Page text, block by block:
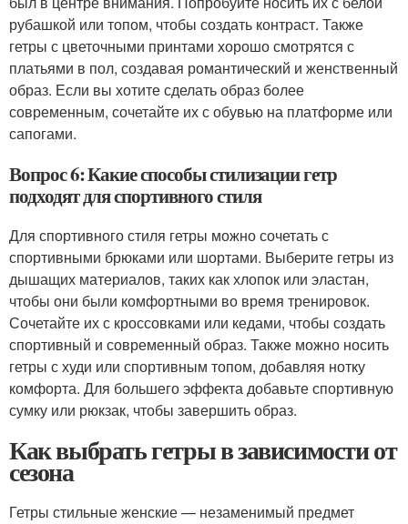
рубашкой или топом, чтобы создать контраст. Также
гетры с цветочными принтами хорошо смотрятся с
платьями в пол, создавая романтический и женственный
образ. Если вы хотите сделать образ более
современным, сочетайте их с обувью на платформе или
сапогами.
Вопрос 6: Какие способы стилизации гетр
подходят для спортивного стиля
Для спортивного стиля гетры можно сочетать с
спортивными брюками или шортами. Выберите гетры из
дышащих материалов, таких как хлопок или эластан,
чтобы они были комфортными во время тренировок.
Сочетайте их с кроссовками или кедами, чтобы создать
спортивный и современный образ. Также можно носить
гетры с худи или спортивным топом, добавляя нотку
комфорта. Для большего эффекта добавьте спортивную
сумку или рюкзак, чтобы завершить образ.
Как выбрать гетры в зависимости от
сезона
Гетры стильные женские — незаменимый предмет